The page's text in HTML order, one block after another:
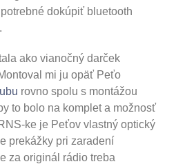
dokúpiť bluetooth
ako vianočný darček
mi ju opäť Peťo
rovno spolu s montážou
to bolo na komplet a možnosť
ke je Peťov vlastný optický
prekážky pri zaradení
za originál rádio treba